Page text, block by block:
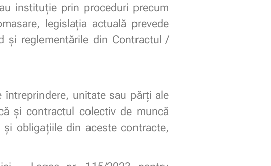
instituție prin proceduri precum
legislația actuală prevede
și reglementările din Contractul /
unitate sau părți ale
și contractul colectiv de muncă
obligațiile din aceste contracte,